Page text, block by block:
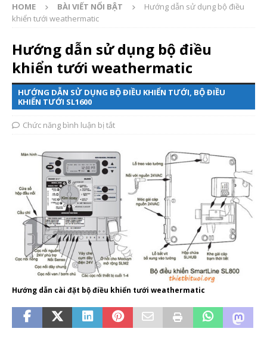
HOME BÀI VIẾT NỔI BẬT
Hướng dẫn sử dụng bộ điều
khiển tưới weathermatic
Hướng dẫn sử dụng bộ điều
khiển tưới weathermatic
HƯỚNG DẪN SỬ DỤNG BỘ ĐIỀU KHIỂN TƯỚI, BỘ ĐIỀU
KHIỂN TƯỚI SL1600
Chức năng bình luận bị tắt
Hướng dẫn cài đặt bộ điều khiển tưới weathermatic